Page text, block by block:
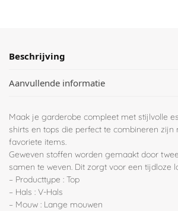
Beschrijving
Aanvullende informatie
Maak je garderobe compleet met stijlvolle
shirts en tops die perfect te combineren zijn
favoriete items.
Geweven stoffen worden gemaakt door
samen te weven. Dit zorgt voor een tijdloze
– Producttype : Top
– Hals : V-Hals
– Mouw : Lange mouwen